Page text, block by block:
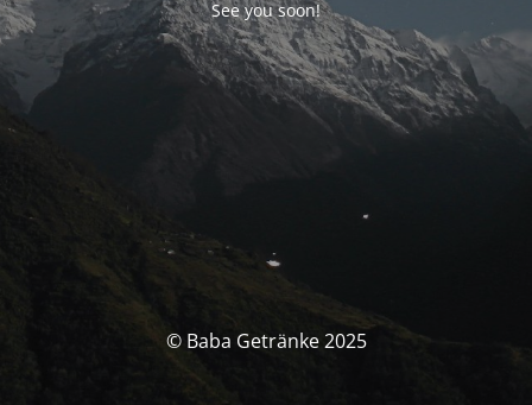
See you soon!
© Baba Getränke 2025